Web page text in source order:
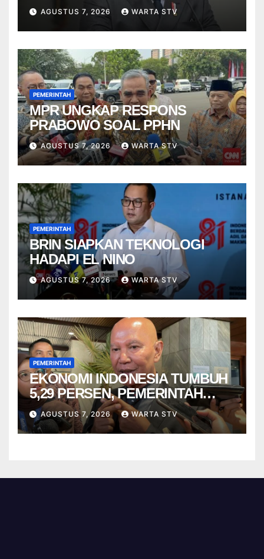
AGUSTUS 7, 2026 WARTA STV
PEMERINTAH
MPR UNGKAP RESPONS
PRABOWO SOAL PPHN
AGUSTUS 7, 2026 WARTA STV
PEMERINTAH
BRIN SIAPKAN TEKNOLOGI
HADAPI EL NINO
AGUSTUS 7, 2026 WARTA STV
PEMERINTAH
EKONOMI INDONESIA TUMBUH
5,29 PERSEN, PEMERINTAH
DIMINTA TAK CEPAT PUAS
AGUSTUS 7, 2026 WARTA STV